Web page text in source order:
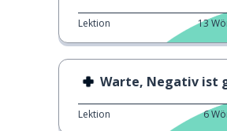
Lektion 13
Warte, Negativ ist
Lektion 6